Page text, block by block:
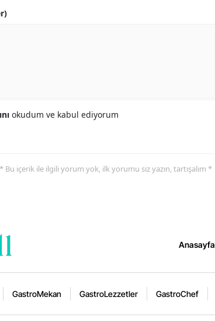
okudum ve kabul ediyorum
* Bu içerik ile ilgili yorum yok, ilk yorumu siz yazın, tartışalım *
Anasayfa
GastroMekan GastroLezzetler GastroChef